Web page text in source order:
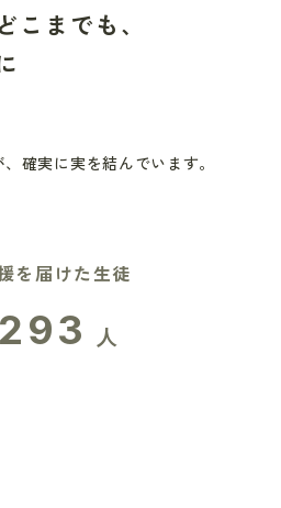
こまでも、
確実に実を結んでいます。
を届けた生徒
人